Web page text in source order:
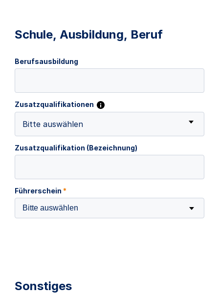
Schule, Ausbildung, Beruf
Berufsausbildung
Zusatzqualifikationen
Bitte auswählen
Zusatzqualifikation (Bezeichnung)
Führerschein *
Bitte auswählen
Sonstiges